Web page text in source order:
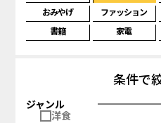
おみやげ ファッション
書籍
家電
条件で
ジャンル
洋食